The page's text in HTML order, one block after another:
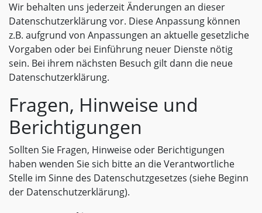
Wir behalten uns jederzeit Änderungen an dieser
Datenschutzerklärung vor. Diese Anpassung können
z.B. aufgrund von Anpassungen an aktuelle gesetzliche
Vorgaben oder bei Einführung neuer Dienste nötig
sein. Bei ihrem nächsten Besuch gilt dann die neue
Datenschutzerklärung.
Fragen, Hinweise und
Berichtigungen
Sollten Sie Fragen, Hinweise oder Berichtigungen
haben wenden Sie sich bitte an die Verantwortliche
Stelle im Sinne des Datenschutzgesetzes (siehe Beginn
der Datenschutzerklärung).